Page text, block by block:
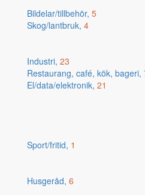
Bildelar/tillbehör, 5
Skog/lantbruk, 4
Industri, 23
Restaurang, café, kök, bageri,
El/data/elektronik, 21
Sport/fritid, 1
Husgeråd, 6